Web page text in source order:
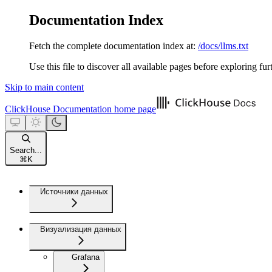
Documentation Index
Fetch the complete documentation index at: /docs/llms.txt
Use this file to discover all available pages before exploring
Skip to main content
ClickHouse Documentation home page
Search...
⌘ K
Источники данных
Визуализация данных
Grafana